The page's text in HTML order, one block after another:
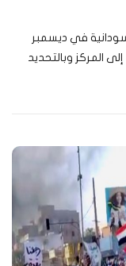
السودانية في ديسمبر
المركز وبالتحديد